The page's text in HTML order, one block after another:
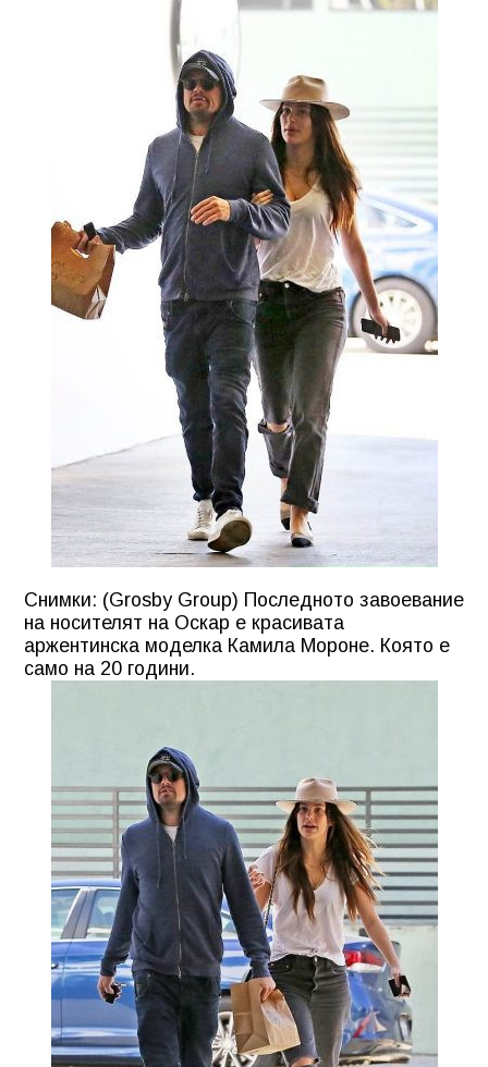
Снимки: (Grosby Group) Последното завоевание
на носителят на Оскар е красивата
аржентинска моделка Камила Мороне. Която е
само на 20 години.